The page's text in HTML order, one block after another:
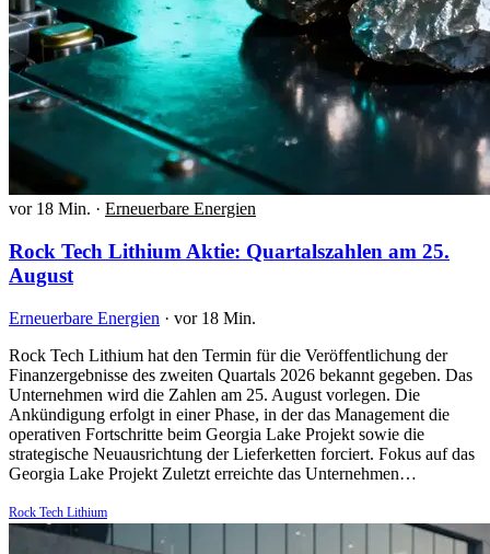
vor 18 Min. · Erneuerbare Energien
Rock Tech Lithium Aktie: Quartalszahlen am 25.
August
Erneuerbare Energien · vor 18 Min.
Rock Tech Lithium hat den Termin für die Veröffentlichung der
Finanzergebnisse des zweiten Quartals 2026 bekannt gegeben. Das
Unternehmen wird die Zahlen am 25. August vorlegen. Die
Ankündigung erfolgt in einer Phase, in der das Management die
operativen Fortschritte beim Georgia Lake Projekt sowie die
strategische Neuausrichtung der Lieferketten forciert. Fokus auf das
Georgia Lake Projekt Zuletzt erreichte das Unternehmen…
Rock Tech Lithium